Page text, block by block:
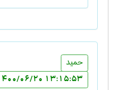
حمید
13:15:53 1400/06/20